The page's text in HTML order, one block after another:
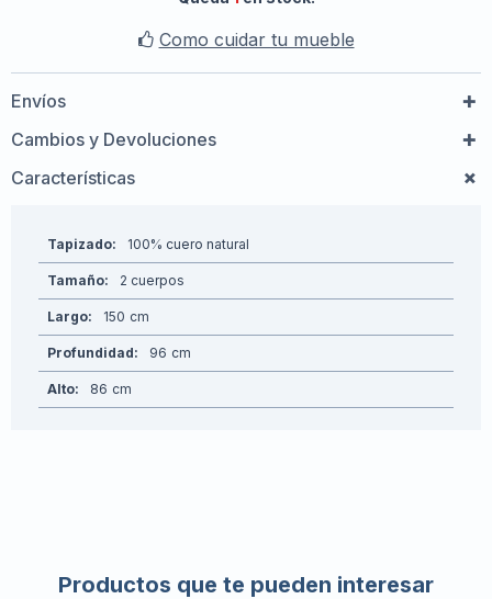
Como cuidar tu mueble
Envíos
Cambios y Devoluciones
Características
Tapizado 100% cuero natural
Tamaño 2 cuerpos
Largo 150
Profundidad 96
Alto 86
Productos que te pueden interesar